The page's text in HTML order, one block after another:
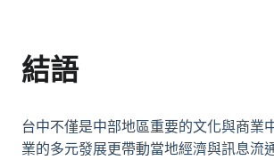
結語
台中不僅是中部地區重要的文化與商業
業的多元發展更帶動當地經濟與訊息流